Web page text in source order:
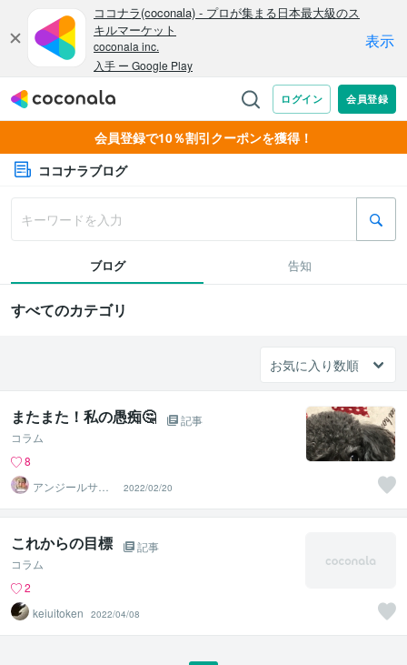
会員登録で10％割引クーポンを獲得！
ココナラブログ
ブログ 告知
すべてのカテゴリ
またまた！私の愚痴🤔
記事
コラム
8
アンジールサラ
イ・私の家
2022/02/20
これからの目標
記事
コラム
2
keiuitoken
2022/04/08